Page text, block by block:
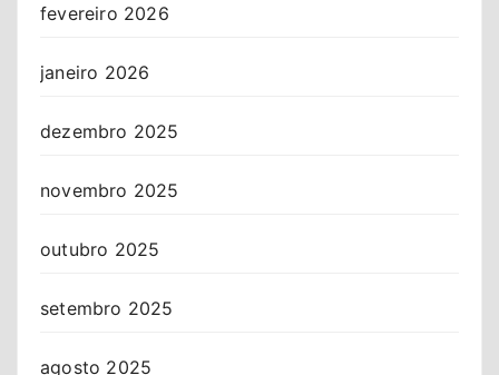
fevereiro 2026
janeiro 2026
dezembro 2025
novembro 2025
outubro 2025
setembro 2025
agosto 2025